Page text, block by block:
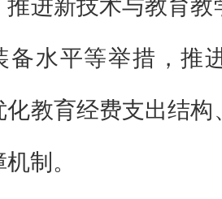
推进新技术与教育
备水平等举措，推
化教育经费支出结
制。